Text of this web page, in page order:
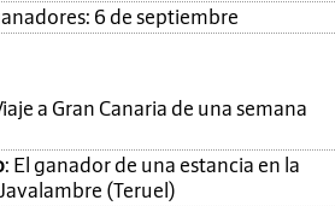
6 de septiembre
a Gran Canaria de una semana
: El ganador de una estancia en la
(Teruel)